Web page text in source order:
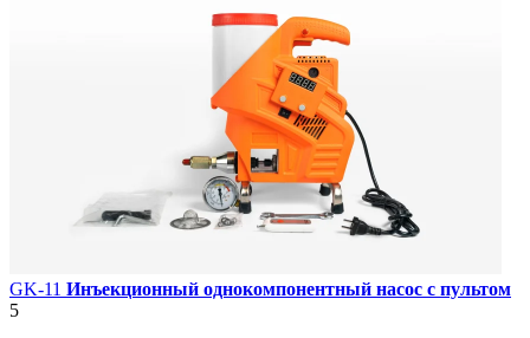
GK-11 Инъекционный однокомпонентный насос с пультом
5